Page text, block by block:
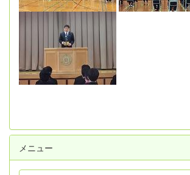
メニュー